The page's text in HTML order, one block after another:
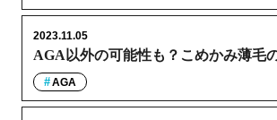
AGA以外の可能性も？こめかみ薄毛
2023.11.05
AGA